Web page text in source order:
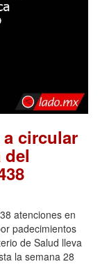
circular
del
atenciones en
padecimientos
de Salud lleva
la semana 28